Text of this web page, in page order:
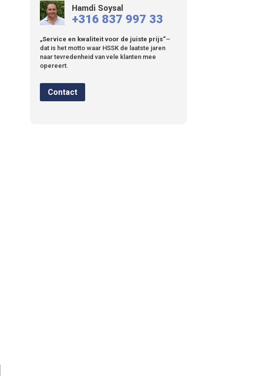
Hamdi Soysal
+316 837 997 33
„Service en kwaliteit voor de juiste prijs“–
dat is het motto waar HSSK de laatste jaren
naar tevredenheid van vele klanten mee
opereert.
Contact